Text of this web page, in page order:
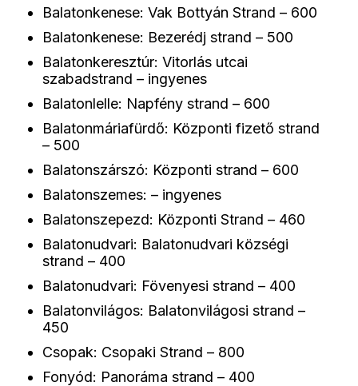
Balatonkenese: Vak Bottyán Strand – 600
Balatonkenese: Bezerédj strand – 500
Balatonkeresztúr: Vitorlás utcai
szabadstrand – ingyenes
Balatonlelle: Napfény strand – 600
Balatonmáriafürdő: Központi fizető strand
– 500
Balatonszárszó: Központi strand – 600
Balatonszemes: – ingyenes
Balatonszepezd: Központi Strand – 460
Balatonudvari: Balatonudvari községi
strand – 400
Balatonudvari: Fövenyesi strand – 400
Balatonvilágos: Balatonvilágosi strand –
450
Csopak: Csopaki Strand – 800
Fonyód: Panoráma strand – 400